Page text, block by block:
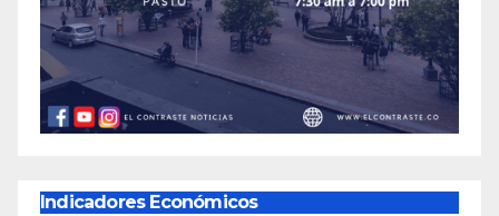
Indicadores Económicos